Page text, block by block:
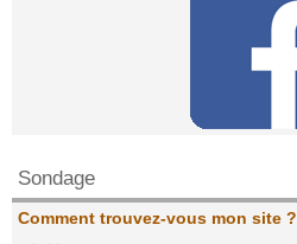
Sondage
Comment trouvez-vous mon site ?